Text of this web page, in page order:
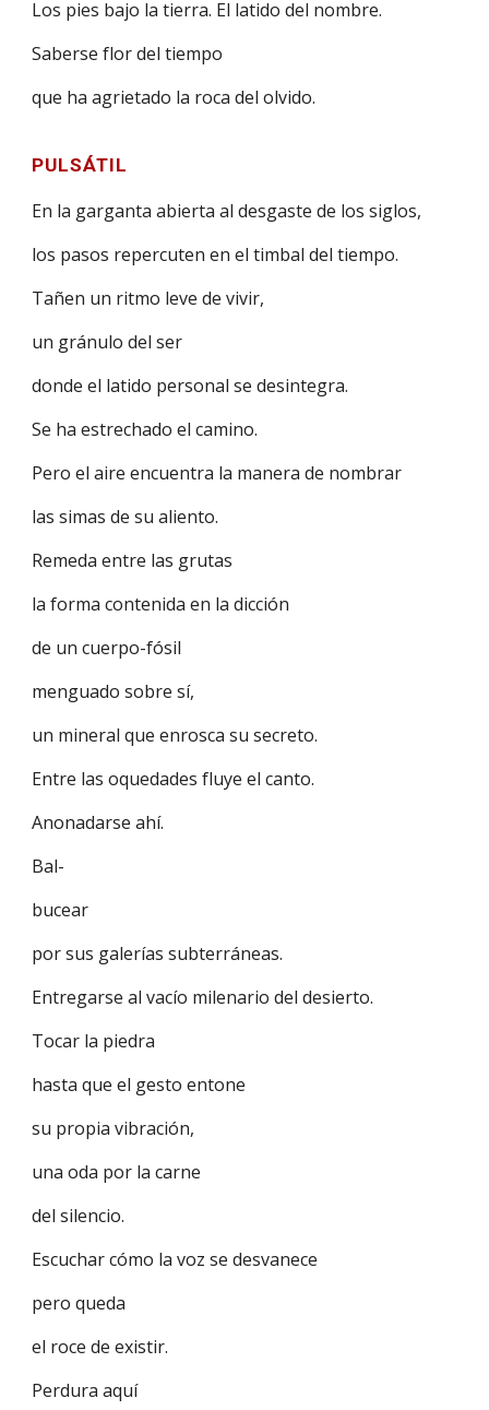
Los pies bajo la tierra. El latido del nombre.
Saberse flor del tiempo
que ha agrietado la roca del olvido.
PULSÁTIL
En la garganta abierta al desgaste de los siglos,
los pasos repercuten en el timbal del tiempo.
Tañen un ritmo leve de vivir,
un gránulo del ser
donde el latido personal se desintegra.
Se ha estrechado el camino.
Pero el aire encuentra la manera de nombrar
las simas de su aliento.
Remeda entre las grutas
la forma contenida en la dicción
de un cuerpo-fósil
menguado sobre sí,
un mineral que enrosca su secreto.
Entre las oquedades fluye el canto.
Anonadarse ahí.
Bal-
bucear
por sus galerías subterráneas.
Entregarse al vacío milenario del desierto.
Tocar la piedra
hasta que el gesto entone
su propia vibración,
una oda por la carne
del silencio.
Escuchar cómo la voz se desvanece
pero queda
el roce de existir.
Perdura aquí